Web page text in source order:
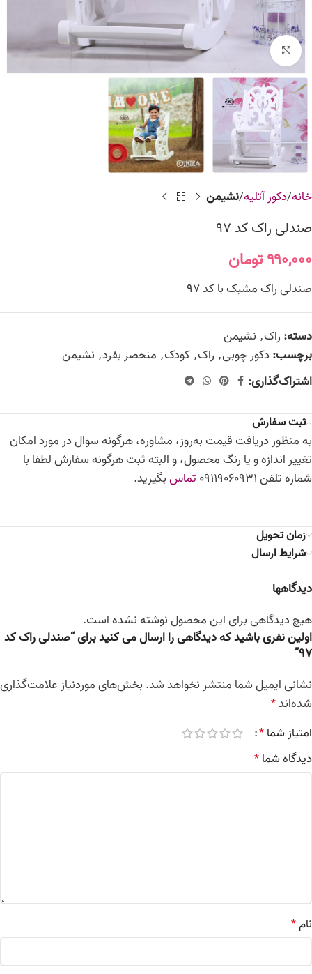
برای بزرگنمایی کلیک کنید
خانه دکور آتلیه نشیمن
صندلی راک کد 97
۹۹۰,۰۰۰تومان
صندلی راک مشبک با کد 97
دسته: راک, نشیمن
برچسب:دکور چوبی, راک, کودک, منحصر بفرد, نشیمن
اشتراک‌گذاری:
ثبت سفارش
به منظور دریافت قیمت به‌روز، مشاوره، هرگونه سوال در مورد امکان
تغییر اندازه و یا رنگ محصول، و البته ثبت هرگونه سفارش لطفا با
شماره تلفن 09119060931
تماسبگیرید.
زمان تحویل
شرایط ارسال
دیدگاهها
هیچ دیدگاهی برای این محصول نوشته نشده است.
اولین نفری باشید که دیدگاهی را ارسال می کنید برای “صندلی راک کد
97”
نشانی ایمیل شما منتشر نخواهد شد. بخش‌های موردنیاز علامت‌گذاری
شده‌اند*
امتیاز شما*
دیدگاه شما*
نام*